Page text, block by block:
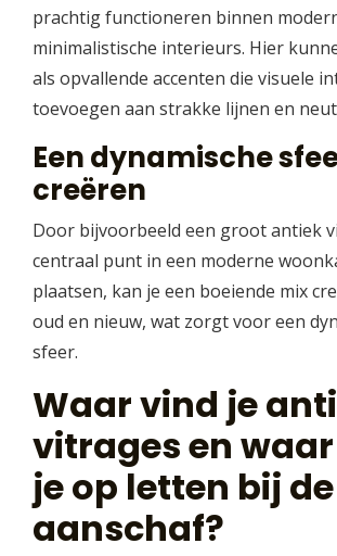
prachtig functioneren binnen
minimalistische interieurs. Hier
als opvallende accenten die visuele
toevoegen aan strakke lijnen en
Een dynamische
creëren
Door bijvoorbeeld een groot antiek
centraal punt in een moderne
plaatsen, kan je een boeiende mix
oud en nieuw, wat zorgt voor een
sfeer.
Waar vind je
vitrages en
je op letten bij de
aanschaf?